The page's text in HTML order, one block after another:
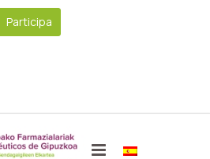
Participa